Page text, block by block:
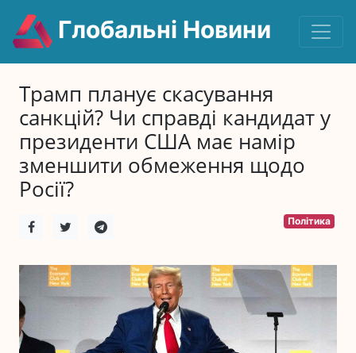
Глобальні Новини
Трамп планує скасування
санкцій? Чи справді кандидат у
президенти США має намір
зменшити обмеження щодо
Росії?
Політика